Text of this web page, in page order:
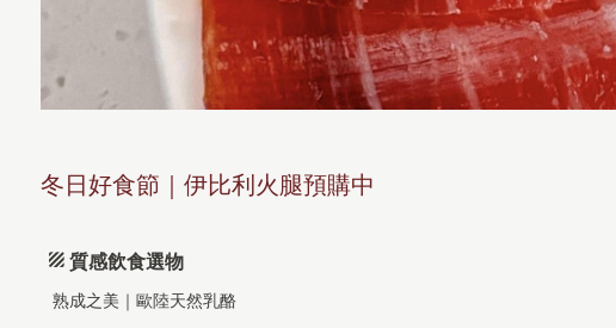
冬日好食節｜伊比利火腿預購中
質感飲食選物
熟成之美｜歐陸天然乳酪